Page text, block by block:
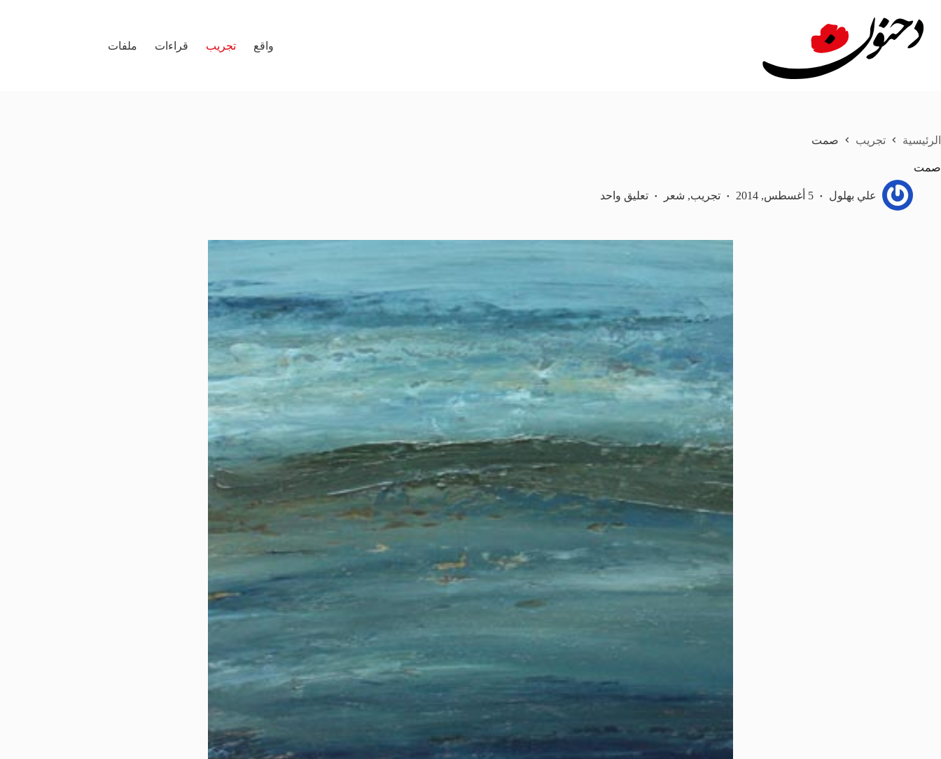
المحتوى
واقع
تجريب قراءات ملفات
الرئيسية تجريب صمت
صمت
علي بهلول 5 أغسطس, 2014 تجريب, شعر تعليق واحد